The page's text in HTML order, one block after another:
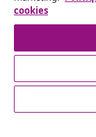
© 2008-
cookies